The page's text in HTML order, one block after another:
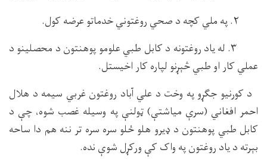
۳. له یاد روغتونه د کابل طبي علومو پوهنتون د محصلینو د
عملي کار او طبي څېړنو لپاره کار اخیستل.
د کورنيو جګړو په وخت د علي آباد روغتون غربي سیمه د هلال
احمر افغاني (سرې میاشتې) ټولنې په وسیله غصب شوه، چې د
کابل طبي پوهنتون د ډیرو هلو ځلو سره سره تر ننه هم دا ساحه
بېرته د یاد روغتون په واک کې ورکړل شوې نده.